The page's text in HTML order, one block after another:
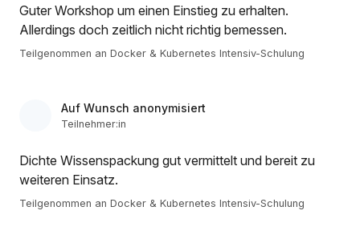
Guter Workshop um einen Einstieg zu erhalten.
Allerdings doch zeitlich nicht richtig bemessen.
Teilgenommen an Docker & Kubernetes Intensiv-Schulung
Auf Wunsch anonymisiert
Teilnehmer:in
Dichte Wissenspackung gut vermittelt und bereit zu
weiteren Einsatz.
Teilgenommen an Docker & Kubernetes Intensiv-Schulung